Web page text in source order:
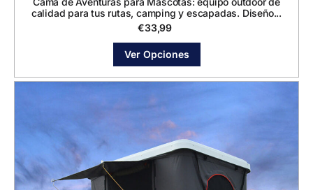
calidad para tus rutas, camping y escapadas. Diseño...
€33,99
Ver Opciones